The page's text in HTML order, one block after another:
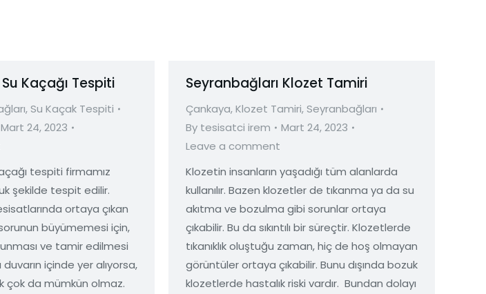
Kaçağı Tespiti
,Su Kaçak Tespiti
Mart 24, 2023
tespiti firmamız
şekilde tespit edilir.
ortaya çıkan
büyümemesi için,
ve tamir edilmesi
içinde yer alıyorsa,
çok da mümkün olmaz.
Seyranbağları Klozet Tamiri
Çankaya,Klozet Tamiri,Seyranbağları
By tesisatci irem
Mart 24, 2023
Leave a comment
Klozetin insanların yaşadığı tüm alanlarda
kullanılır. Bazen klozetler de tıkanma ya da su
akıtma ve bozulma gibi sorunlar ortaya
çıkabilir. Bu da sıkıntılı bir süreçtir. Klozetlerde
tıkanıklık oluştuğu zaman, hiç de hoş olmayan
görüntüler ortaya çıkabilir. Bunu dışında bozuk
klozetlerde hastalık riski vardır. Bundan dolayı